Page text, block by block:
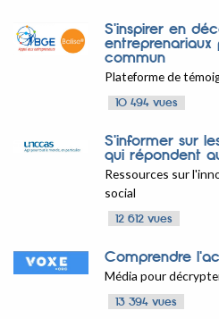
S'inspirer en
entreprenariaux
commun
Plateforme de
10 494 vues
S'informer sur
qui répondent
Ressources sur
social
12 612 vues
Comprendre
Média pour
13 394 vues